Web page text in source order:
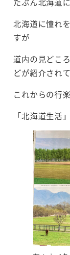
北海道に憧れ
すが
道内の見どこ
どが紹介され
これからの行
「北海道生活